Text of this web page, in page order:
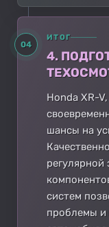
04
ИТОГ
4.
Honda XR-
шансы на
систем
проблемы и